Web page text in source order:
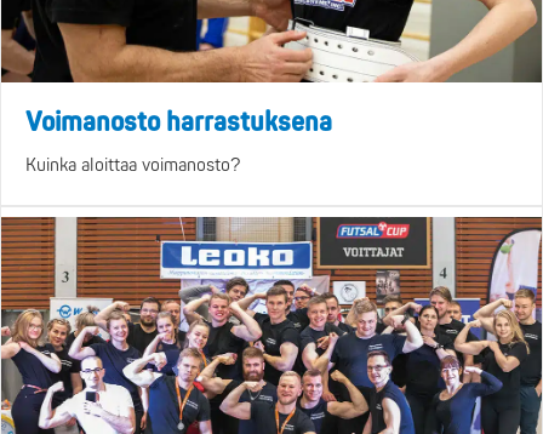
Voimanosto harrastuksena
Kuinka aloittaa voimanosto?